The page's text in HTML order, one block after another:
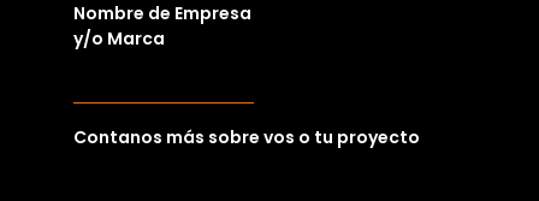
Nombre de Empresa
y/o Marca
Contanos más sobre vos o tu proyecto